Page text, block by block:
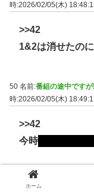
時:2026/02/05(木)
>>42
1&2は消せたのに
50 名前:番組の途中です
時:2026/02/05(木)
>>42
今時のRPGは大
44 名前:番組の途中ですが
ホーム